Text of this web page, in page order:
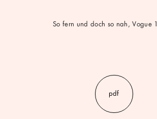
So fern und doch so nah, Vogue
pdf